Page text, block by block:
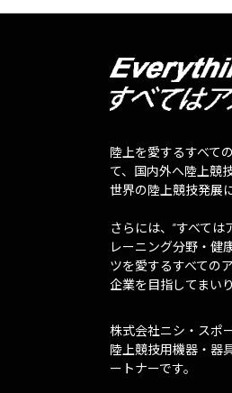
陸上を愛するすべて
て、国内外へ陸上競
世界の陸上競技発展
さらには、”すべて
レーニング分野・健
ツを愛するすべての
企業を目指してまいり
株式会社ニシ・スポ
陸上競技用機器・器
ートナーです。